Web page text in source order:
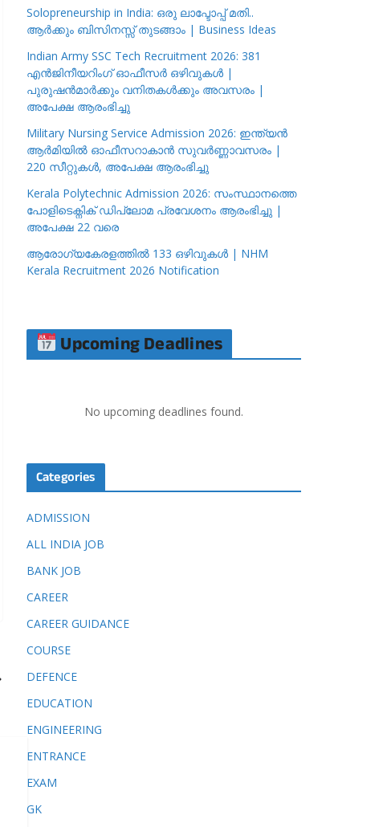
Solopreneurship in India: ഒരു ലാപ്ടോപ്പ് മതി..
ആർക്കും ബിസിനസ്സ് തുടങ്ങാം | Business Ideas
Indian Army SSC Tech Recruitment 2026: 381
എൻജിനീയറിംഗ് ഓഫീസർ ഒഴിവുകൾ |
പുരുഷൻമാർക്കും വനിതകൾക്കും അവസരം |
അപേക്ഷ ആരംഭിച്ചു
Military Nursing Service Admission 2026: ഇന്ത്യൻ
ആർമിയിൽ ഓഫീസറാകാൻ സുവർണ്ണാവസരം |
220 സീറ്റുകൾ, അപേക്ഷ ആരംഭിച്ചു
Kerala Polytechnic Admission 2026: സംസ്ഥാനത്തെ
പോളിടെക്നിക് ഡിപ്ലോമ പ്രവേശനം ആരംഭിച്ചു |
അപേക്ഷ 22 വരെ
ആരോഗ്യകേരളത്തിൽ 133 ഒഴിവുകൾ | NHM
Kerala Recruitment 2026 Notification
Upcoming Deadlines
No upcoming deadlines found.
Categories
ADMISSION
ALL INDIA JOB
BANK JOB
CAREER
CAREER GUIDANCE
COURSE
DEFENCE
EDUCATION
ENGINEERING
ENTRANCE
EXAM
GK